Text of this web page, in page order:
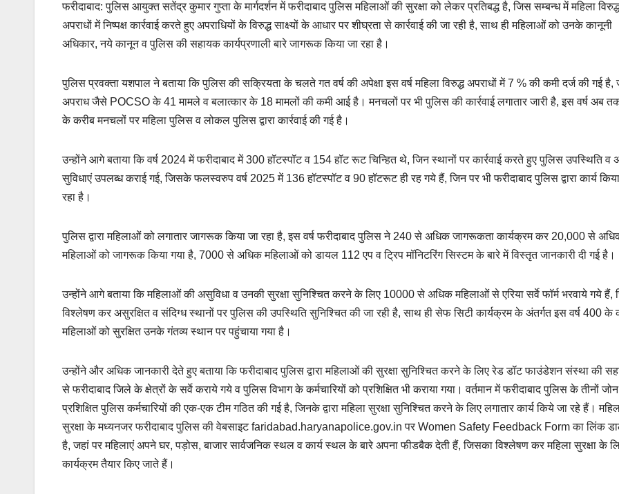
फरीदाबाद: पुलिस आयुक्त सतेंद्र कुमार गुप्ता के मार्गदर्शन में फरीदाबाद पुलिस महिलाओं की सुरक्षा को लेकर प्रतिबद्ध है, जिस सम्बन्ध में महिला
अपराधों में निष्पक्ष कार्रवाई करते हुए अपराधियों के विरुद्ध साक्ष्यों के आधार पर शीघ्रता से कार्रवाई की जा रही है, साथ ही महिलाओं को उनके कानूनी
अधिकार, नये कानून व पुलिस की सहायक कार्यप्रणाली बारे जागरूक किया जा रहा है।
पुलिस प्रवक्ता यशपाल ने बताया कि पुलिस की सक्रियता के चलते गत वर्ष की अपेक्षा इस वर्ष महिला विरुद्ध अपराधों में 7 % की कमी दर्ज की गई है,
अपराध जैसे POCSO के 41 मामले व बलात्कार के 18 मामलों की कमी आई है। मनचलों पर भी पुलिस की कार्रवाई लगातार जारी है, इस वर्ष अब
के करीब मनचलों पर महिला पुलिस व लोकल पुलिस द्वारा कार्रवाई की गई है।
उन्होंने आगे बताया कि वर्ष 2024 में फरीदाबाद में 300 हॉटस्पॉट व 154 हॉट रूट चिन्हित थे, जिन स्थानों पर कार्रवाई करते हुए पुलिस उपस्थिति व
सुविधाएं उपलब्ध कराई गई, जिसके फलस्वरुप वर्ष 2025 में 136 हॉटस्पॉट व 90 हॉटरूट ही रह गये हैं, जिन पर भी फरीदाबाद पुलिस द्वारा कार्य
रहा है।
पुलिस द्वारा महिलाओं को लगातार जागरूक किया जा रहा है, इस वर्ष फरीदाबाद पुलिस ने 240 से अधिक जागरूकता कार्यक्रम कर 20,000 से
महिलाओं को जागरूक किया गया है, 7000 से अधिक महिलाओं को डायल 112 एप व ट्रिप मॉनिटरिंग सिस्टम के बारे में विस्तृत जानकारी दी गई है।
उन्होंने आगे बताया कि महिलाओं की असुविधा व उनकी सुरक्षा सुनिश्चित करने के लिए 10000 से अधिक महिलाओं से एरिया सर्वे फॉर्म भरवाये गये हैं,
विश्लेषण कर असुरक्षित व संदिग्ध स्थानों पर पुलिस की उपस्थिति सुनिश्चित की जा रही है, साथ ही सेफ सिटी कार्यक्रम के अंतर्गत इस वर्ष 400 के
महिलाओं को सुरक्षित उनके गंतव्य स्थान पर पहुंचाया गया है।
उन्होंने और अधिक जानकारी देते हुए बताया कि फरीदाबाद पुलिस द्वारा महिलाओं की सुरक्षा सुनिश्चित करने के लिए रेड डॉट फाउंडेशन संस्था की
से फरीदाबाद जिले के क्षेत्रों के सर्वे कराये गये व पुलिस विभाग के कर्मचारियों को प्रशिक्षित भी कराया गया। वर्तमान में फरीदाबाद पुलिस के तीनों
प्रशिक्षित पुलिस कर्मचारियों की एक-एक टीम गठित की गई है, जिनके द्वारा महिला सुरक्षा सुनिश्चित करने के लिए लगातार कार्य किये जा रहे हैं।
सुरक्षा के मध्यनजर फरीदाबाद पुलिस की वेबसाइट faridabad.haryanapolice.gov.in पर Women Safety Feedback Form का लिंक
है, जहां पर महिलाएं अपने घर, पड़ोस, बाजार सार्वजनिक स्थल व कार्य स्थल के बारे अपना फीडबैक देती हैं, जिसका विश्लेषण कर महिला सुरक्षा के
कार्यक्रम तैयार किए जाते हैं।